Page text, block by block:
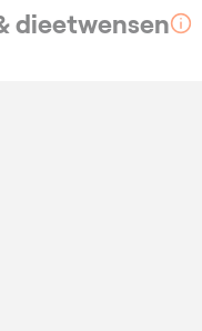
dieetwensen